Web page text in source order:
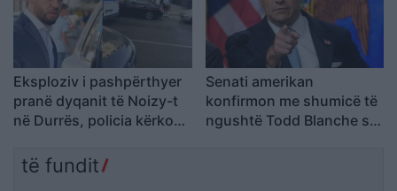
Eksploziv i pashpërthyer
pranë dyqanit të Noizy-t
në Durrës, policia kërkon
Senati amerikan
konfirmon me shumicë të
ngushtë Todd Blanche si
të fundit